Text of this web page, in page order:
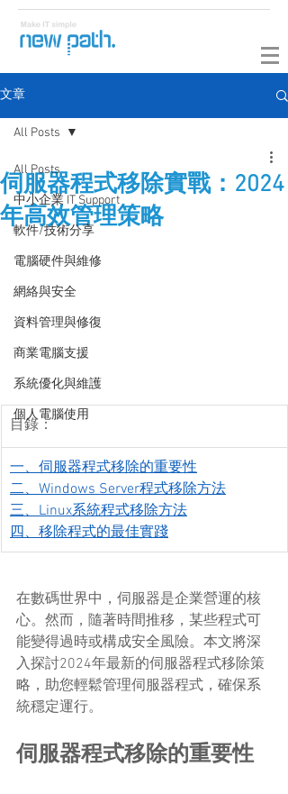
文章
All Posts
中小企業 IT Support
軟件/技術分享
電腦硬件與維修
網絡與安全
資料管理與修復
商業電腦支援
系統優化與維護
個人電腦使用
All Posts
伺服器程式移除實戰：2024
年高效管理策略
目錄：
一、伺服器程式移除的重要性
二、Windows Server程式移除方法
三、Linux系統程式移除方法
四、移除程式的最佳實踐
在數碼世界中，伺服器是企業營運的核
心。然而，隨著時間推移，某些程式可
能變得過時或構成安全風險。本文將深
入探討2024年最新的伺服器程式移除策
略，助您輕鬆管理伺服器程式，確保系
統穩定運行。
伺服器程式移除的重要性